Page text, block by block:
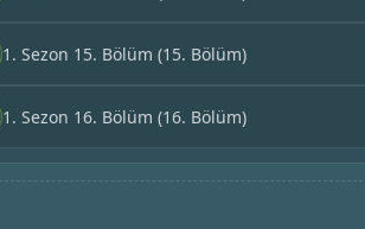
1. Sezon 15. Bölüm (15. Bölüm)
1. Sezon 16. Bölüm (16. Bölüm)